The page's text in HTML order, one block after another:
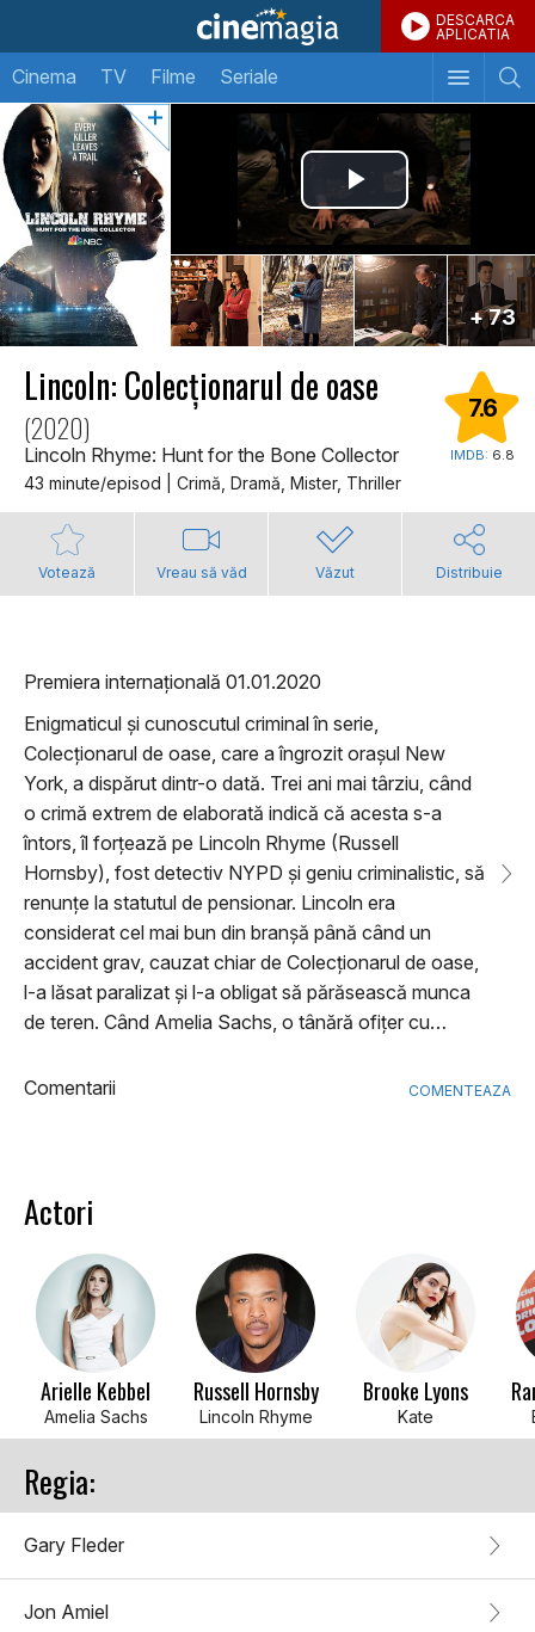
DESCARCA
APLICATIA
Cinema TV Filme Seriale
+ 73
Lincoln: Colecționarul de oase
(2020)
Lincoln Rhyme: Hunt for the Bone Collector
43 minute/episod | Crimă, Dramă, Mister, Thriller
7.6
IMDB: 6.8
Votează Vreau să văd Văzut Distribuie
Premiera internațională 01.01.2020
Enigmaticul și cunoscutul criminal în serie,
Colecționarul de oase, care a îngrozit orașul New
York, a dispărut dintr-o dată. Trei ani mai târziu, când
o crimă extrem de elaborată indică că acesta s-a
întors, îl forțează pe Lincoln Rhyme (Russell
Hornsby), fost detectiv NYPD și geniu criminalistic, să
renunțe la statutul de pensionar. Lincoln era
considerat cel mai bun din branșă până când un
accident grav, cauzat chiar de Colecționarul de oase,
l-a lăsat paralizat și l-a obligat să părăsească munca
de teren. Când Amelia Sachs, o tânără ofițer cu…
Comentarii COMENTEAZA
Actori
Arielle Kebbel
Amelia Sachs
Russell Hornsby
Lincoln Rhyme
Brooke Lyons
Kate
Regia:
Gary Fleder
Jon Amiel